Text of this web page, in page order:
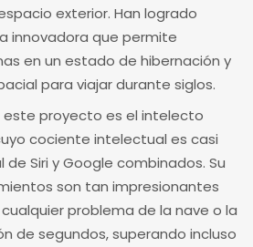
exterior. Han logrado
innovadora que permite
en un estado de hibernación y
para viajar durante siglos.
este proyecto es el intelecto
cociente intelectual es casi
Siri y Google combinados. Su
son tan impresionantes
problema de la nave o la
de segundos, superando incluso